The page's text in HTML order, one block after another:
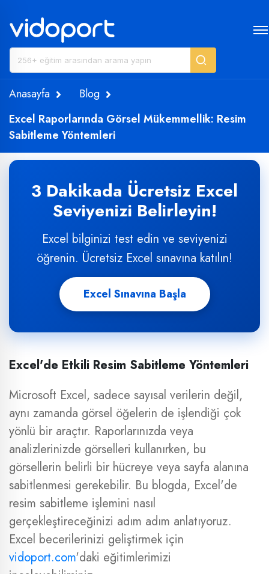
Anasayfa
Blog
Excel Raporlarında Görsel Mükemmellik: Resim
Sabitleme Yöntemleri
3 Dakikada Ücretsiz Excel
Seviyenizi Belirleyin!
Excel bilginizi test edin ve seviyenizi
öğrenin. Ücretsiz Excel sınavına katılın!
Excel Sınavına Başla
Excel'de Etkili Resim Sabitleme Yöntemleri
Microsoft Excel, sadece sayısal verilerin değil,
aynı zamanda görsel öğelerin de işlendiği çok
yönlü bir araçtır. Raporlarınızda veya
analizlerinizde görselleri kullanırken, bu
görsellerin belirli bir hücreye veya sayfa alanına
sabitlenmesi gerekebilir. Bu blogda, Excel'de
resim sabitleme işlemini nasıl
gerçekleştireceğinizi adım adım anlatıyoruz.
Excel becerilerinizi geliştirmek için
vidoport.com'daki eğitimlerimizi